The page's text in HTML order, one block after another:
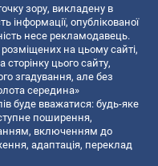
зору, викладену в
інформації, опублікованої
несе рекламодавець.
на цьому сайті,
цього сайту,
згадування, але без
середина»
буде вважатися: будь-яке
поширення,
включенням до
адаптація, переклад